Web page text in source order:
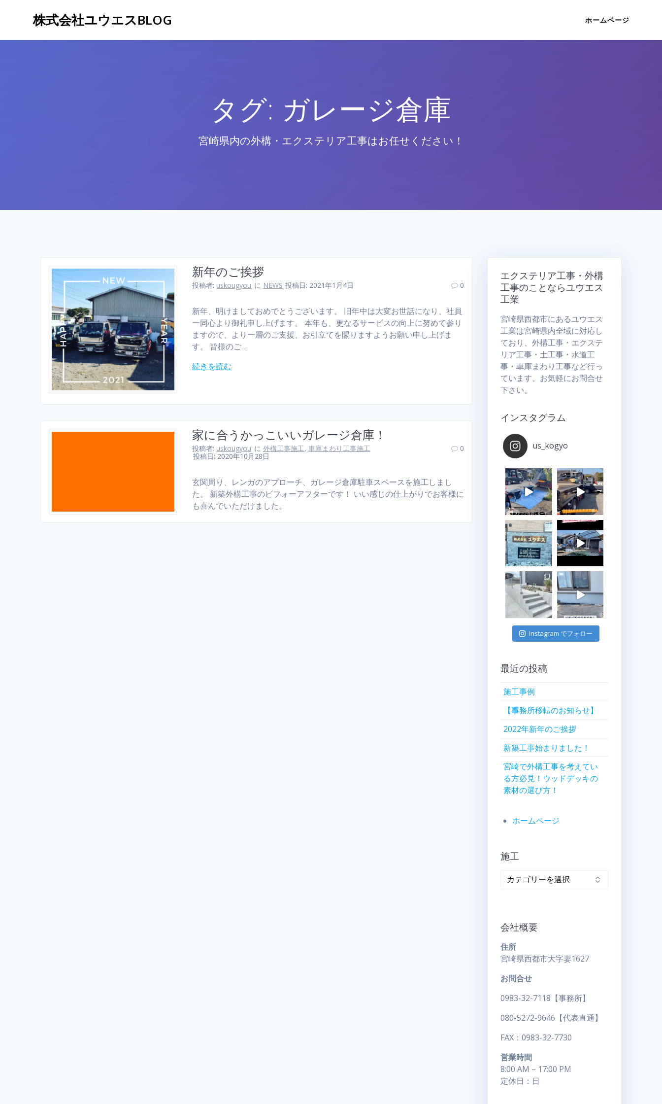
ン
株式会社ユウエスBLOG ホームページ
タグ: ガレージ倉庫
宮崎県内の外構・エクステリア工事はお任せください！
新年のご挨拶
投稿者: uskougyou に NEWS 投稿日: 2021年1月4日 0
新年、明けましておめでとうございます。 旧年中は大変お世話になり、社員
一同心より御礼申し上げます。 本年も、更なるサービスの向上に努めて参り
ますので、より一層のご支援、お引立てを賜りますようお願い申し上げま
す。 皆様のご…
続きを読む
家に合うかっこいいガレージ倉庫！
投稿者: uskougyou に 外構工事施工, 車庫まわり工事施工
投稿日: 2020年10月28日
0
玄関周り、レンガのアプローチ、ガレージ倉庫駐車スペースを施工しまし
た。 新築外構工事のビフォーアフターです！ いい感じの仕上がりでお客様に
も喜んでいただけました。
エクステリア工事・外構
工事のことならユウエス
工業
宮崎県西都市にあるユウエス
工業は宮崎県内全域に対応し
ており、外構工事・エクステ
リア工事・土工事・水道工
事・車庫まわり工事など行っ
ています。お気軽にお問合せ
下さい。
インスタグラム
us_kogyo
Instagram でフォロー
最近の投稿
施工事例
【事務所移転のお知らせ】
2022年新年のご挨拶
新築工事始まりました！
宮崎で外構工事を考えてい
る方必見！ウッドデッキの
素材の選び方！
ホームページ
施工
会社概要
住所
宮崎県西都市大字妻1627
お問合せ
0983-32-7118【事務所】
080-5272-9646【代表直通】
FAX：0983-32-7730
営業時間
8:00 AM – 17:00 PM
定休日：日